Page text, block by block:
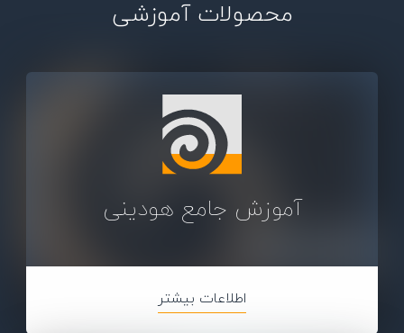
محصولات آموزشی
آموزش جامع هودینی
اطلاعات بیشتر